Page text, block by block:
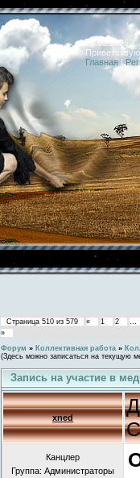
08.08.2026
Главная |
Страница 510 из 579 « 1 2
…
»
Форум » Коллективная работа »
(Здесь можно записаться на текущую
Запись на участие в
xned
Канцлер
Группа: Администраторы